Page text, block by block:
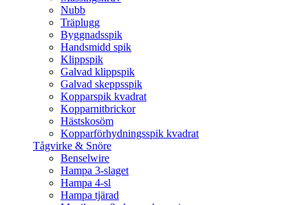
Nubb
Träplugg
Byggnadsspik
Handsmidd spik
Klippspik
Galvad klippspik
Galvad skeppsspik
Kopparspik kvadrat
Kopparnitbrickor
Hästskosöm
Kopparförhydningsspik kvadrat
Tågvirke & Snöre
Benselwire
Hampa 3-slaget
Hampa 4-sl
Hampa tjärad